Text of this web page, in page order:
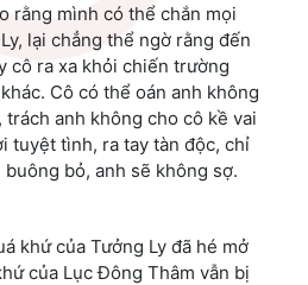
rằng mình có thể chắn mọi
lại chẳng thể ngờ rằng đến
cô ra xa khỏi chiến trường
Cô có thể oán anh không
anh không cho cô kề vai
tuyệt tình, ra tay tàn độc, chỉ
bỏ, anh sẽ không sợ.
khứ của Tưởng Ly đã hé mở
của Lục Đông Thâm vẫn bị